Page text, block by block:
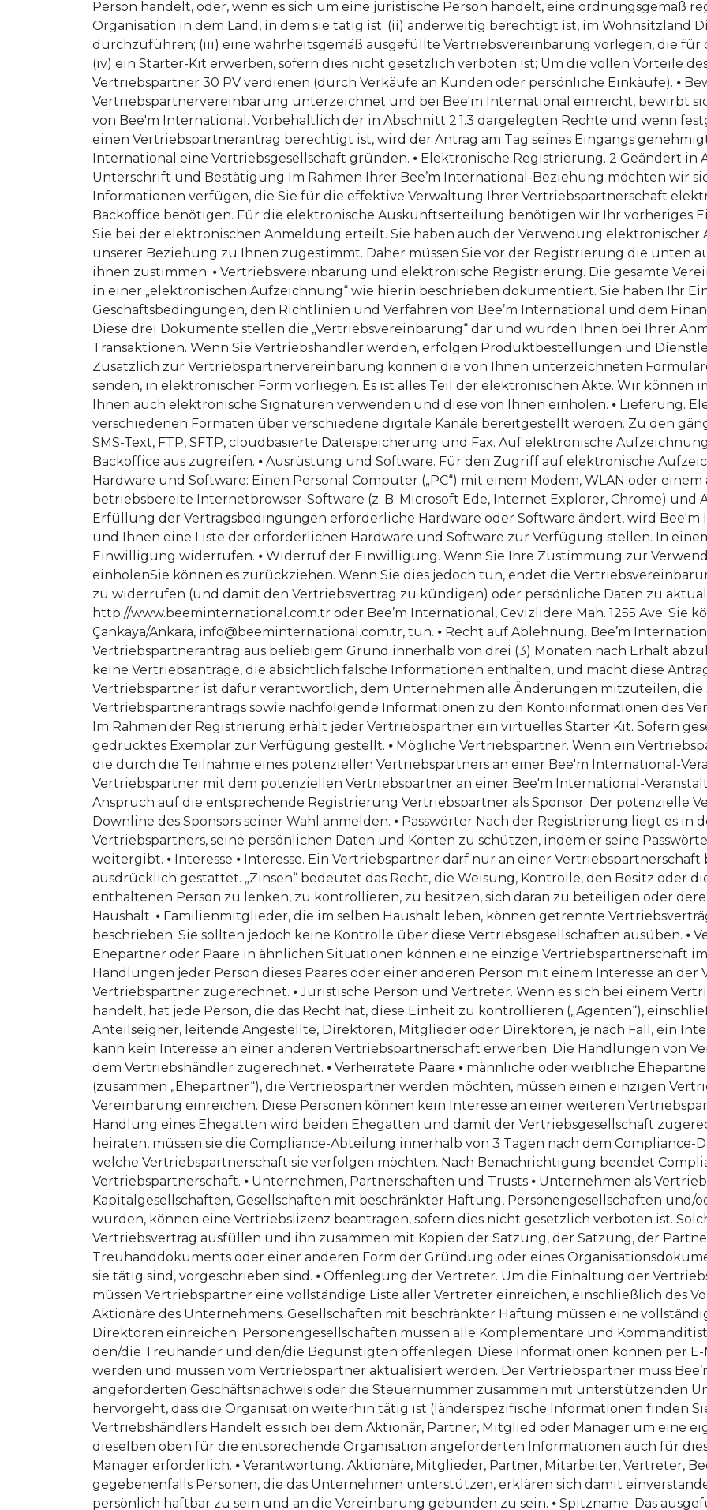
info@beeminternational.com.tr, tun. ⦁ Recht auf Ablehnung. Bee’m International behält sich das Recht vor, jeden Vertriebspartnerantrag aus beliebigem Grund innerhalb von drei (3) Monaten nach Erhalt abzulehnen. Bee'm International akzeptiert keine Vertriebsanträge, die absichtlich falsche Informationen enthalten, und macht diese Anträge ungültig. ⦁ Änderungsmitteilung. Der Vertriebspartner ist dafür verantwortlich, dem Unternehmen alle Änderungen mitzuteilen, die sich auf die Richtigkeit des Vertriebspartnerantrags sowie nachfolgende Informationen zu den Kontoinformationen des Vertriebspartners auswirken. ⦁ Starter-Kit. Im Rahmen der Registrierung erhält jeder Vertriebspartner ein virtuelles Starter Kit. Sofern gesetzlich vorgeschrieben, wird ein gedrucktes Exemplar zur Verfügung gestellt. ⦁ Mögliche Vertriebspartner. Wenn ein Vertriebspartner Kosten übernimmt oder erstattet, die durch die Teilnahme eines potenziellen Vertriebspartners an einer Bee'm International-Veranstaltung entstehen, oder wenn der Vertriebspartner mit dem potenziellen Vertriebspartner an einer Bee'm International-Veranstaltung teilnimmt, hat Bee'm International Anspruch auf die entsprechende Registrierung Vertriebspartner als Sponsor. Der potenzielle Vertriebspartner kann sich dann bei der Downline des Sponsors seiner Wahl anmelden. ⦁ Passwörter Nach der Registrierung liegt es in der Verantwortung des neuen Vertriebspartners, seine persönlichen Daten und Konten zu schützen, indem er seine Passwörter und/oder Anmeldeinformationen nicht weitergibt. ⦁ Interesse ⦁ Interesse. Ein Vertriebspartner darf nur an einer Vertriebspartnerschaft beteiligt sein, sofern hierin nicht ausdrücklich gestattet. „Zinsen“ bedeutet das Recht, die Weisung, Kontrolle, den Besitz oder die Beteiligung einer anderen im Konto enthaltenen Person zu lenken, zu kontrollieren, zu besitzen, sich daran zu beteiligen oder deren Begünstigter zu sein. ⦁ Gleicher Haushalt. ⦁ Familienmitglieder, die im selben Haushalt leben, können getrennte Vertriebsverträge haben, außer wie in 2.2.2.2 beschrieben. Sie sollten jedoch keine Kontrolle über diese Vertriebsgesellschaften ausüben. ⦁ Verheiratete oder unverheiratete Ehepartner oder Paare in ähnlichen Situationen können eine einzige Vertriebspartnerschaft im selben Haushalt haben. Die Handlungen jeder Person dieses Paares oder einer anderen Person mit einem Interesse an der Vertriebspartnerschaft werden dem Vertriebspartner zugerechnet. ⦁ Juristische Person und Vertreter. Wenn es sich bei einem Vertriebshändler um eine juristische Person handelt, hat jede Person, die das Recht hat, diese Einheit zu kontrollieren („Agenten“), einschließlich, aber nicht beschränkt auf Anteilseigner, leitende Angestellte, Direktoren, Mitglieder oder Direktoren, je nach Fall, ein Interesse daran Vertriebspartnerschaft und kann kein Interesse an einer anderen Vertriebspartnerschaft erwerben. Die Handlungen von Vertretern der juristischen Person werden dem Vertriebshändler zugerechnet. ⦁ Verheiratete Paare ⦁ männliche oder weibliche Ehepartner oder Paare nach dem Common Law (zusammen „Ehepartner“), die Vertriebspartner werden möchten, müssen einen einzigen Vertriebspartnerantrag und eine Vereinbarung einreichen. Diese Personen können kein Interesse an einer weiteren Vertriebspartnerschaft haben (siehe 2.2). Die Handlung eines Ehegatten wird beiden Ehegatten und damit der Vertriebsgesellschaft zugerechnet. ⦁Wenn zwei (2) Vertriebspartner heiraten, müssen sie die Compliance-Abteilung innerhalb von 3 Tagen nach dem Compliance-Datum benachrichtigen und entscheiden, welche Vertriebspartnerschaft sie verfolgen möchten. Nach Benachrichtigung beendet Compliance die nicht ausgewählte Vertriebspartnerschaft. ⦁ Unternehmen, Partnerschaften und Trusts ⦁ Unternehmen als Vertriebshändler. Unternehmen, die als Kapitalgesellschaften, Gesellschaften mit beschränkter Haftung, Personengesellschaften und/oder Treuhandgesellschaften gegründet wurden, können eine Vertriebslizenz beantragen, sofern dies nicht gesetzlich verboten ist. Solche Antragsteller müssen den Vertriebsvertrag ausfüllen und ihn zusammen mit Kopien der Satzung, der Satzung, der Partnerschaftsvereinbarung oder des Treuhanddokuments oder einer anderen Form der Gründung oder eines Organisationsdokuments einreichen, die in dem Land, in dem sie tätig sind, vorgeschrieben sind. ⦁ Offenlegung der Vertreter. Um die Einhaltung der Vertriebspartnervereinbarung sicherzustellen, müssen Vertriebspartner eine vollständige Liste aller Vertreter einreichen, einschließlich des Vorstands, der Führungskräfte und Aktionäre des Unternehmens. Gesellschaften mit beschränkter Haftung müssen eine vollständige Liste aller Mitglieder, Direktoren und Direktoren einreichen. Personengesellschaften müssen alle Komplementäre und Kommanditisten offenlegen. Trusts hingegen müssen den/die Treuhänder und den/die Begünstigten offenlegen. Diese Informationen können per E-Mail an Bee'm International gesendet werden und müssen vom Vertriebspartner aktualisiert werden. Der Vertriebspartner muss Bee’m International außerdem den angeforderten Geschäftsnachweis oder die Steuernummer zusammen mit unterstützenden Unterlagen vorlegen, aus denen hervorgeht, dass die Organisation weiterhin tätig ist (länderspezifische Informationen finden Sie in Anhang A). Alle Anteile eines Vertriebshändlers Handelt es sich bei dem Aktionär, Partner, Mitglied oder Manager um eine eigenständige juristische Person, sind dieselben oben für die entsprechende Organisation angeforderten Informationen auch für diesen Aktionär, Partner, Mitglied oder Manager erforderlich. ⦁ Verantwortung. Aktionäre, Mitglieder, Partner, Mitarbeiter, Vertreter, Begünstigte, Treuhänder und gegebenenfalls Personen, die das